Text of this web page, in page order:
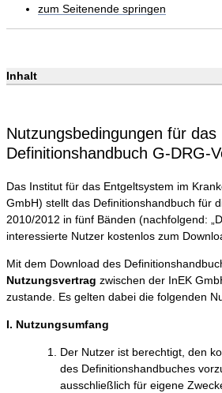
zum Seitenende springen
Inhalt
Nutzungsbedingungen für das
Definitionshandbuch G-DRG-
Das Institut für das Entgeltsystem im
GmbH) stellt das Definitionshandbuch für
2010/2012 in fünf Bänden (nachfolgend:
interessierte Nutzer kostenlos zum
Mit dem Download des
Nutzungsvertrag zwischen der InEK
zustande. Es gelten dabei die folgenden
I. Nutzungsumfang
Der Nutzer ist berechtigt, den
des Definitionshandbuches
ausschließlich für eigene